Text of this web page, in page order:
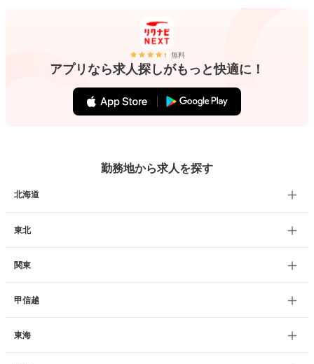
無料
アプリなら求人探しがもっと快適に！
勤務地から求人を探す
北海道
東北
関東
甲信越
東海